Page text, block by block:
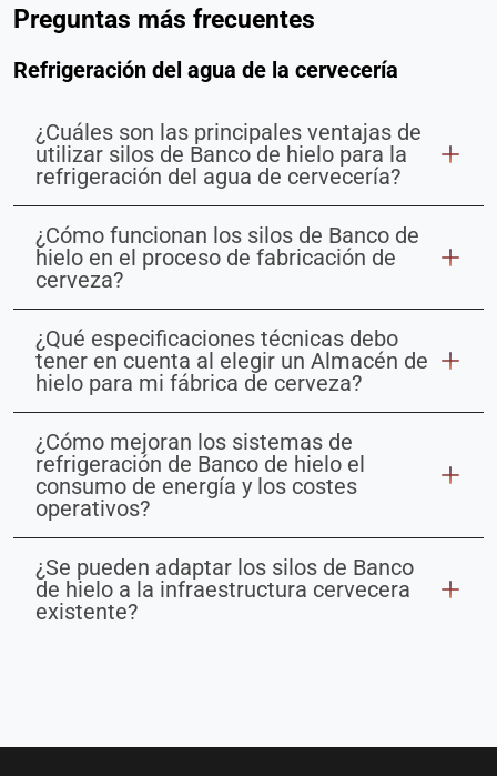
Preguntas más frecuentes
Refrigeración del agua de la cervecería
¿Cuáles son las principales ventajas de
utilizar silos de Banco de hielo para la
refrigeración del agua de cervecería?
¿Cómo funcionan los silos de Banco de
hielo en el proceso de fabricación de
cerveza?
¿Qué especificaciones técnicas debo
tener en cuenta al elegir un Almacén de
hielo para mi fábrica de cerveza?
¿Cómo mejoran los sistemas de
refrigeración de Banco de hielo el
consumo de energía y los costes
operativos?
¿Se pueden adaptar los silos de Banco
de hielo a la infraestructura cervecera
existente?